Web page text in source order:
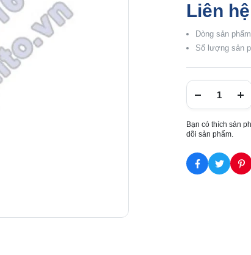
Liên hệ
Dòng sản
Số lượng sản
Bạn có thích sản
dõi sản phẩm.